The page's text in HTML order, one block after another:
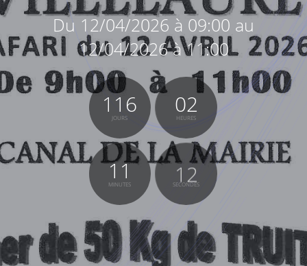
Du 12/04/2026 à 09:00 au
12/04/2026 à 11:00
116
JOURS 02
HEURES
11
MINUTES 12
SECONDES